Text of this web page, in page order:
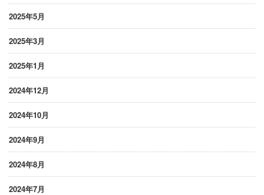
2025年5月
2025年3月
2025年1月
2024年12月
2024年10月
2024年9月
2024年8月
2024年7月